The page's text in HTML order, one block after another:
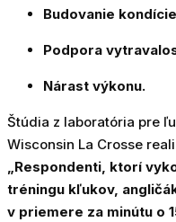
Budovanie
Podpora
Nárast výkonu.
Štúdia z laboratória pre
Wisconsin La Crosse
„Respondenti, ktorí
tréningu kľukov,
v priemere za minútu o